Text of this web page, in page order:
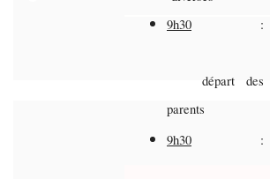
9h30 :
départ des
parents
9h30 :